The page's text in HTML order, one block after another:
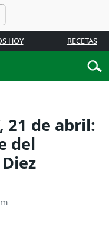
HOY RECETAS
21 de abril:
del